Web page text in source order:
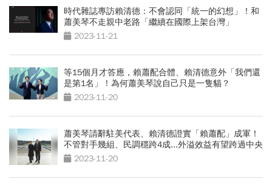
時代雜誌專訪賴清德：不會認同「統一的幻想」！和
蕭美琴不走親中老路「繼續在國際上架台灣」
2023-11-21
等15個月才答應，賴蕭配合體、賴清德意外「我們還
是第1名」！為何蕭美琴說自己只是一隻貓？
2023-11-20
蕭美琴請辭駐美代表、賴清德證實「賴蕭配」成軍！
不管對手幾組、民調穩跨4成...外溢效益有望跨過中央
山脈2023-11-20